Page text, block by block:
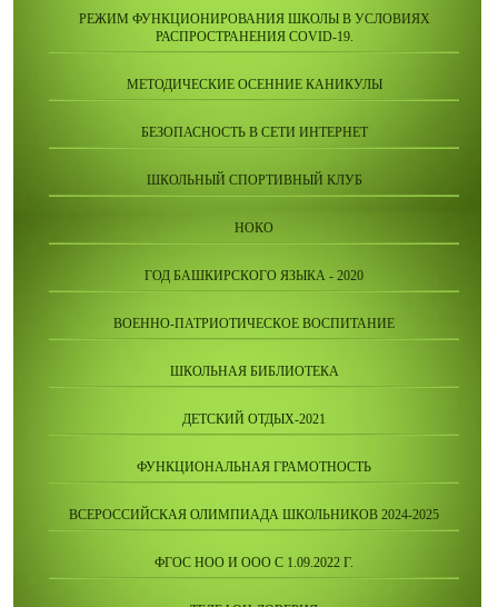
РЕЖИМ ФУНКЦИОНИРОВАНИЯ ШКОЛЫ В УСЛОВИЯХ
РАСПРОСТРАНЕНИЯ COVID-19.
МЕТОДИЧЕСКИЕ ОСЕННИЕ КАНИКУЛЫ
БЕЗОПАСНОСТЬ В СЕТИ ИНТЕРНЕТ
ШКОЛЬНЫЙ СПОРТИВНЫЙ КЛУБ
НОКО
ГОД БАШКИРСКОГО ЯЗЫКА - 2020
ВОЕННО-ПАТРИОТИЧЕСКОЕ ВОСПИТАНИЕ
ШКОЛЬНАЯ БИБЛИОТЕКА
ДЕТСКИЙ ОТДЫХ-2021
ФУНКЦИОНАЛЬНАЯ ГРАМОТНОСТЬ
ВСЕРОССИЙСКАЯ ОЛИМПИАДА ШКОЛЬНИКОВ 2024-2025
ФГОС НОО И ООО С 1.09.2022 Г.